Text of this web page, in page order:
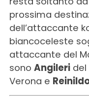
prossima
dell’attaccante
biancoceleste
attaccante del
sono Angileridel
Verona e